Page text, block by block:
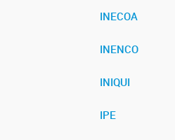
INECOA
INENCO
INIQUI
IPE